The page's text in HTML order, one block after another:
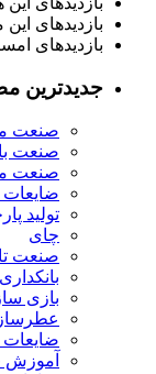
بازدیدهای این
بازدیدهای
جدیدترین
صنعت
صنعت
صنعت
تولید
چای
صنعت
بانکداری
بازی